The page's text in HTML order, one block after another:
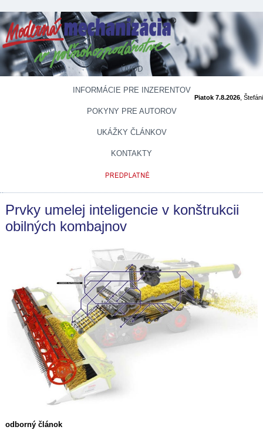
Piatok 7.8.2026,
ÚVOD
INFORMÁCIE PRE INZERENTOV
POKYNY PRE AUTOROV
UKÁŽKY ČLÁNKOV
KONTAKTY
Prvky umelej inteligencie v konštrukcii
obilných kombajnov
odborný článok